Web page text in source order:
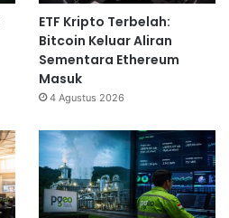
ETF Kripto Terbelah:
Bitcoin Keluar Aliran
Sementara Ethereum
Masuk
4 Agustus 2026